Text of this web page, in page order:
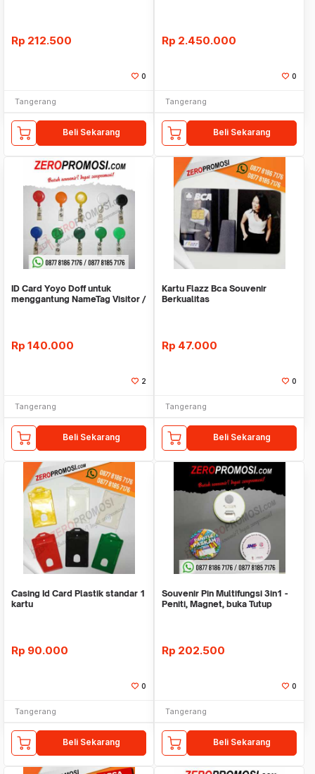
Rp 212.500
0
Tangerang
Beli Sekarang
Rp 2.450.000
0
Tangerang
Beli Sekarang
ID Card Yoyo Doff untuk
menggantung NameTag Visitor /
Rp 140.000
2
Tangerang
Beli Sekarang
Kartu Flazz Bca Souvenir
Berkualitas
Rp 47.000
0
Tangerang
Beli Sekarang
Casing Id Card Plastik standar 1
kartu
Rp 90.000
0
Tangerang
Beli Sekarang
Souvenir Pin Multifungsi 3in1 -
Peniti, Magnet, buka Tutup
Rp 202.500
0
Tangerang
Beli Sekarang